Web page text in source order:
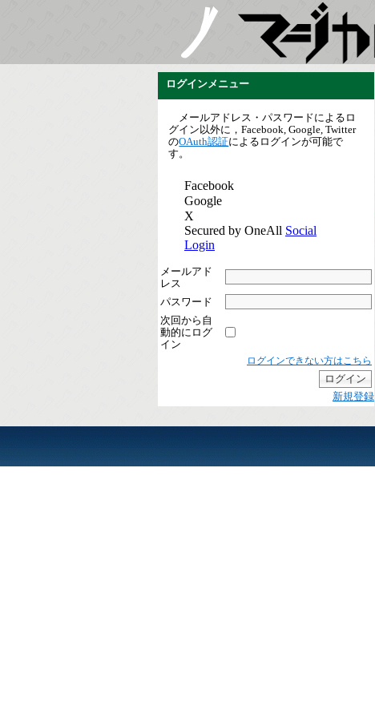
ログインメニュー
メールアドレス・パスワードによるロ
グイン以外に，Facebook, Google, Twitter
のOAuth認証によるログインが可能で
す。
メールアド
レス
パスワード
次回から自
動的にログ
イン
ログインできない方はこちら
新規登録